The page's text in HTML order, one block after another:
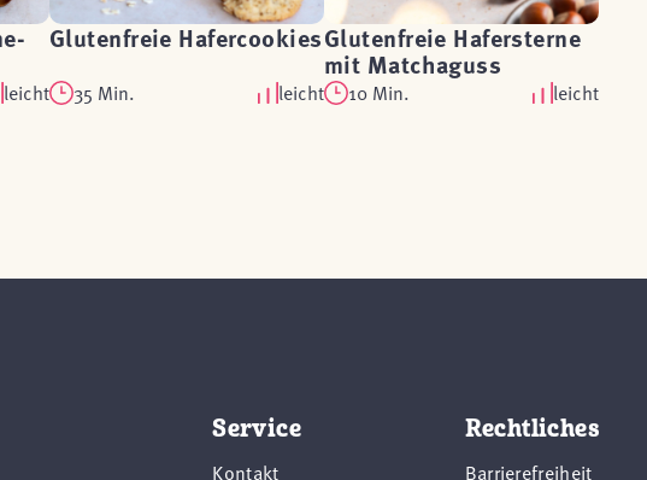
leicht
Glutenfreie Hafercookies
35 Min. leicht
Glutenfreie Hafersterne
mit Matchaguss
10 Min. leicht
Service
Kontakt
Rechtliches
Barrierefreiheit